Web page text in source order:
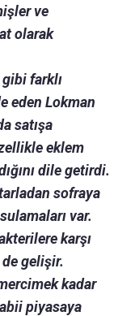
ve
olarak
farklı
eden Lokman
satışa
eklem
dile getirdi.
sofraya
var.
karşı
gelişir.
kadar
piyasaya